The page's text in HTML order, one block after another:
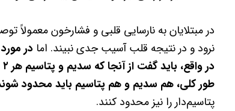
در مبتلایان به نارسایی قلبی و فشارخون
نرود و در نتیجه قلب آسیب جدی نبیند. اما در
طور کلی، هم سدیم و هم پتاسیم باید محدود
پتاسیم‌دار را نیز محدود کنند.